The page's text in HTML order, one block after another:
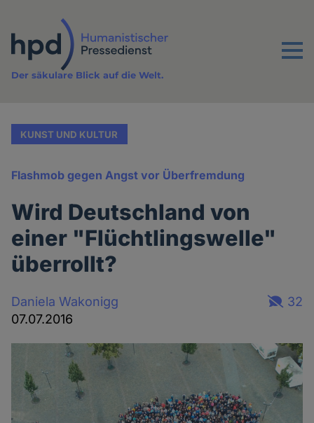
Inhalt
Menu
Der säkulare Blick auf die Welt.
KUNST UND KULTUR
Flashmob gegen Angst vor Überfremdung
Wird Deutschland von
einer "Flüchtlingswelle"
überrollt?
Daniela Wakonigg
07.07.2016
32